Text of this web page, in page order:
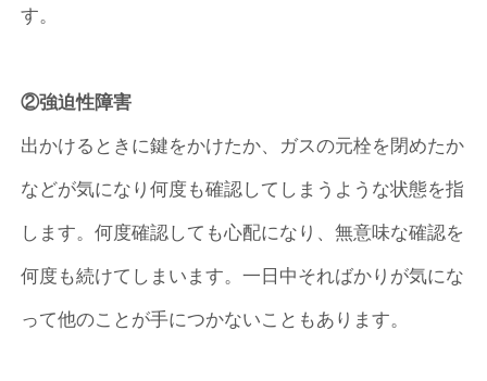
す。
②強迫性障害
出かけるときに鍵をかけたか、ガスの元栓を閉めたか
などが気になり何度も確認してしまうような状態を指
します。何度確認しても心配になり、無意味な確認を
何度も続けてしまいます。一日中そればかりが気にな
って他のことが手につかないこともあります。